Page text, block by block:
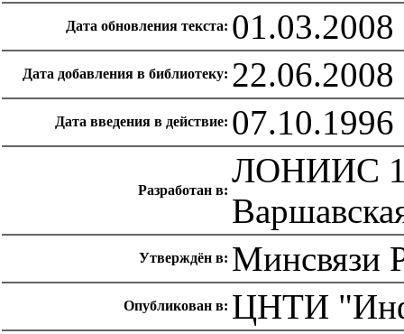
Дата обновления текста: 01.03.2008
Дата добавления в библиотеку: 22.06.2008
Дата введения в действие: 07.10.1996
Разработан в:
ЛОНИИС
Утверждён в: Минсвязи
Опубликован в: ЦНТИ